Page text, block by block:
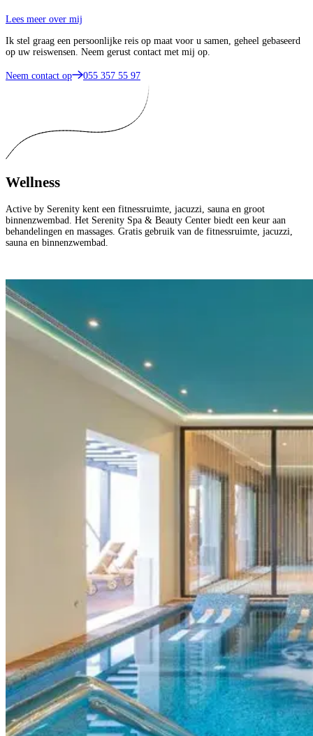
Lees meer over mij
Ik stel graag een persoonlijke reis op maat voor u samen, geheel gebaseerd
op uw reiswensen. Neem gerust contact met mij op.
Neem contact op 055 357 55 97
Wellness
Active by Serenity kent een fitnessruimte, jacuzzi, sauna en groot
binnenzwembad. Het Serenity Spa & Beauty Center biedt een keur aan
behandelingen en massages. Gratis gebruik van de fitnessruimte, jacuzzi,
sauna en binnenzwembad.